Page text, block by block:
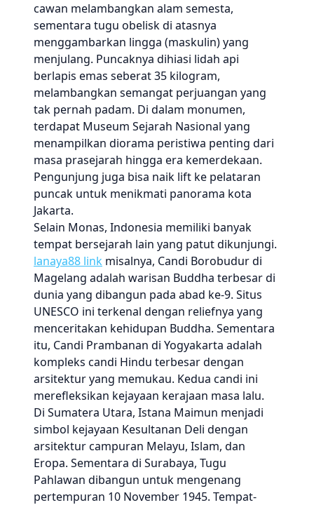
cawan melambangkan alam semesta,
sementara tugu obelisk di atasnya
menggambarkan lingga (maskulin) yang
menjulang. Puncaknya dihiasi lidah api
berlapis emas seberat 35 kilogram,
melambangkan semangat perjuangan yang
tak pernah padam. Di dalam monumen,
terdapat Museum Sejarah Nasional yang
menampilkan diorama peristiwa penting dari
masa prasejarah hingga era kemerdekaan.
Pengunjung juga bisa naik lift ke pelataran
puncak untuk menikmati panorama kota
Jakarta.
Selain Monas, Indonesia memiliki banyak
tempat bersejarah lain yang patut dikunjungi.
lanaya88 link misalnya, Candi Borobudur di
Magelang adalah warisan Buddha terbesar di
dunia yang dibangun pada abad ke-9. Situs
UNESCO ini terkenal dengan reliefnya yang
menceritakan kehidupan Buddha. Sementara
itu, Candi Prambanan di Yogyakarta adalah
kompleks candi Hindu terbesar dengan
arsitektur yang memukau. Kedua candi ini
merefleksikan kejayaan kerajaan masa lalu.
Di Sumatera Utara, Istana Maimun menjadi
simbol kejayaan Kesultanan Deli dengan
arsitektur campuran Melayu, Islam, dan
Eropa. Sementara di Surabaya, Tugu
Pahlawan dibangun untuk mengenang
pertempuran 10 November 1945. Tempat-